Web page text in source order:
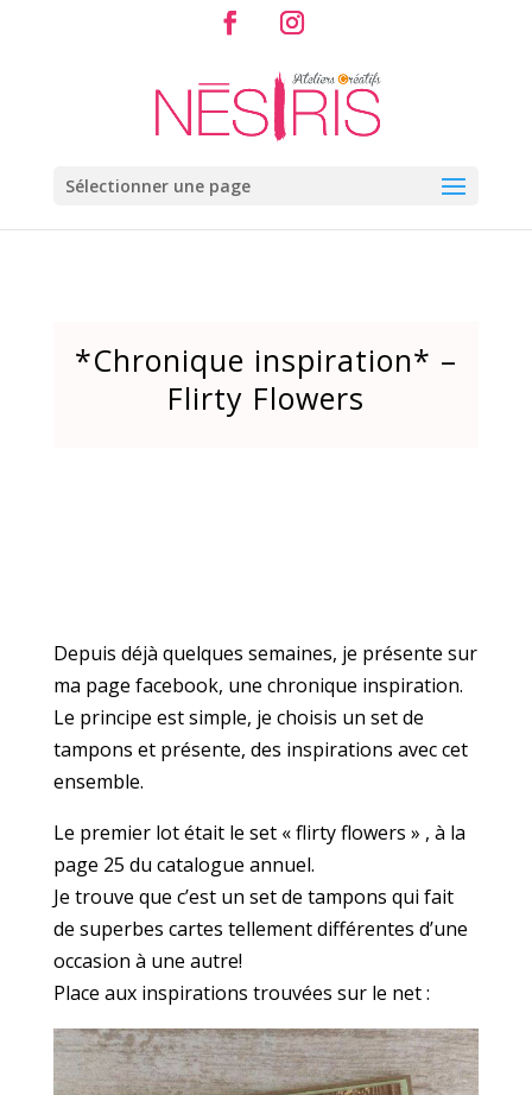
Sélectionner une page
*Chronique inspiration* –
Flirty Flowers
Depuis déjà quelques semaines, je présente sur
ma page facebook, une chronique inspiration.
Le principe est simple, je choisis un set de
tampons et présente, des inspirations avec cet
ensemble.
Le premier lot était le set « flirty flowers » , à la
page 25 du catalogue annuel.
Je trouve que c’est un set de tampons qui fait
de superbes cartes tellement différentes d’une
occasion à une autre!
Place aux inspirations trouvées sur le net :